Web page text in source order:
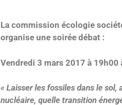
La commission écologie
organise une soirée débat :
Vendredi 3 mars 2017 à 19h00
« Laisser les fossiles dans le sol,
nucléaire, quelle transition